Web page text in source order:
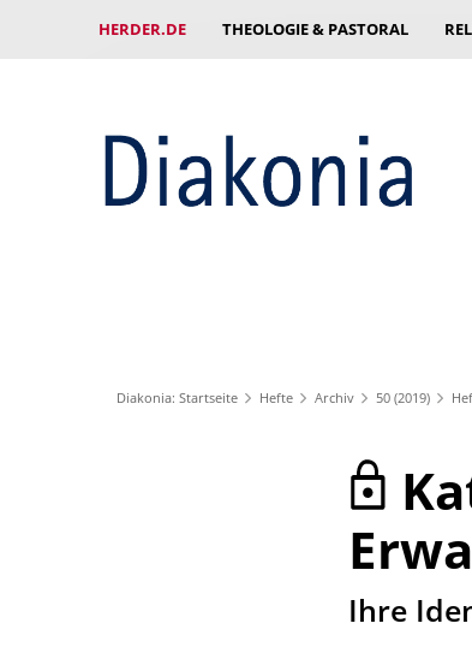
HERDER.DE THEOLOGIE & PASTORAL
Diakonia: Startseite Hefte Archiv 50 (2019)
:
Ihre